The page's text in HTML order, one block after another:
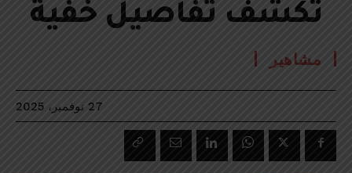
تكشف تفاصيل خفية
مشاهير
27 نوفمبر، 2025